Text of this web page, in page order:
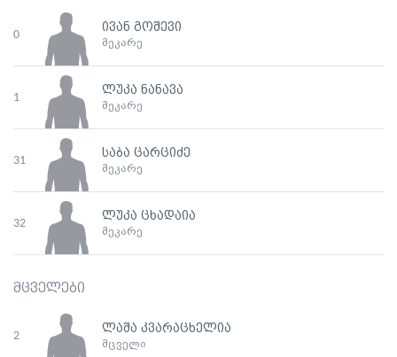
0
ივან გოშევი
მეკარე
1
ლუკა ნანავა
მეკარე
31
საბა ცარციძე
მეკარე
32
ლუკა ცხადაია
მეკარე
მცველები
2
ლაშა კვარაცხელია
მცველი